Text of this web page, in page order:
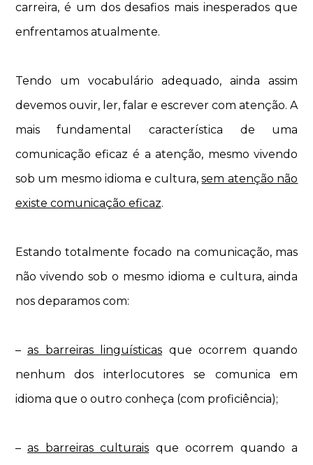
carreira, é um dos desafios mais inesperados que
enfrentamos atualmente.
Tendo um vocabulário adequado, ainda assim
devemos ouvir, ler, falar e escrever com atenção. A
mais fundamental característica de uma
comunicação eficaz é a atenção, mesmo vivendo
sob um mesmo idioma e cultura,sem atenção não
existe comunicação eficaz.
Estando totalmente focado na comunicação, mas
não vivendo sob o mesmo idioma e cultura, ainda
nos deparamos com:
–as barreiras linguísticas que ocorrem quando
nenhum dos interlocutores se comunica em
idioma que o outro conheça (com proficiência);
–as barreiras culturais que ocorrem quando a